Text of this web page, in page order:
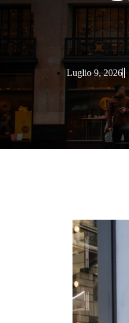
Luglio 9, 2026